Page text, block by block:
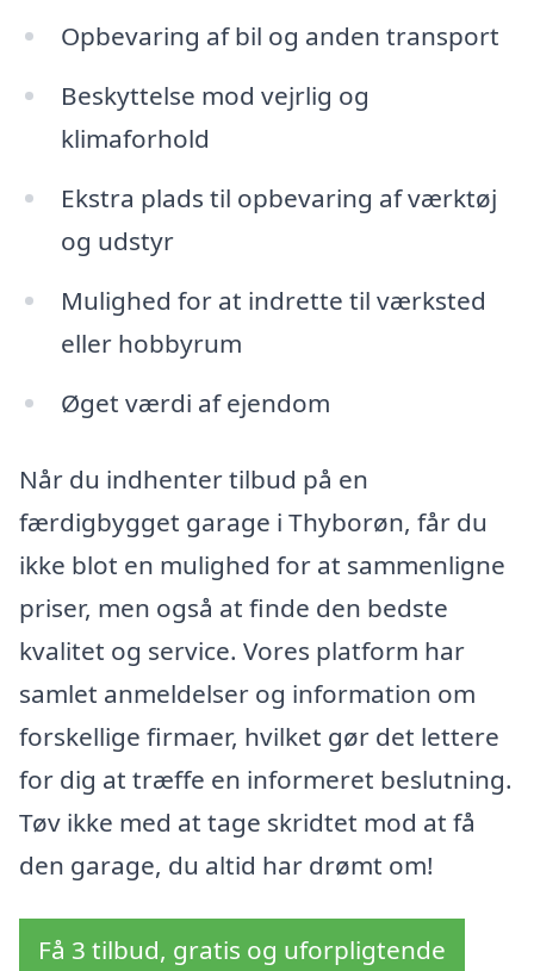
Opbevaring af bil og anden transport
Beskyttelse mod vejrlig og
klimaforhold
Ekstra plads til opbevaring af værktøj
og udstyr
Mulighed for at indrette til værksted
eller hobbyrum
Øget værdi af ejendom
Når du indhenter tilbud på en
færdigbygget garage i Thyborøn, får du
ikke blot en mulighed for at sammenligne
priser, men også at finde den bedste
kvalitet og service. Vores platform har
samlet anmeldelser og information om
forskellige firmaer, hvilket gør det lettere
for dig at træffe en informeret beslutning.
Tøv ikke med at tage skridtet mod at få
den garage, du altid har drømt om!
Få 3 tilbud, gratis og uforpligtende